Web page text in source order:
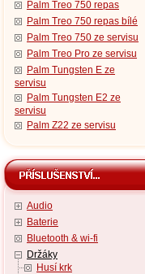
Palm Treo 750 repas
Palm Treo 750 repas bílé
Palm Treo 750 ze servisu
Palm Treo Pro ze servisu
Palm Tungsten E ze
servisu
Palm Tungsten E2 ze
servisu
Palm Z22 ze servisu
Audio
Baterie
Bluetooth & wi-fi
Držáky
Husí krk